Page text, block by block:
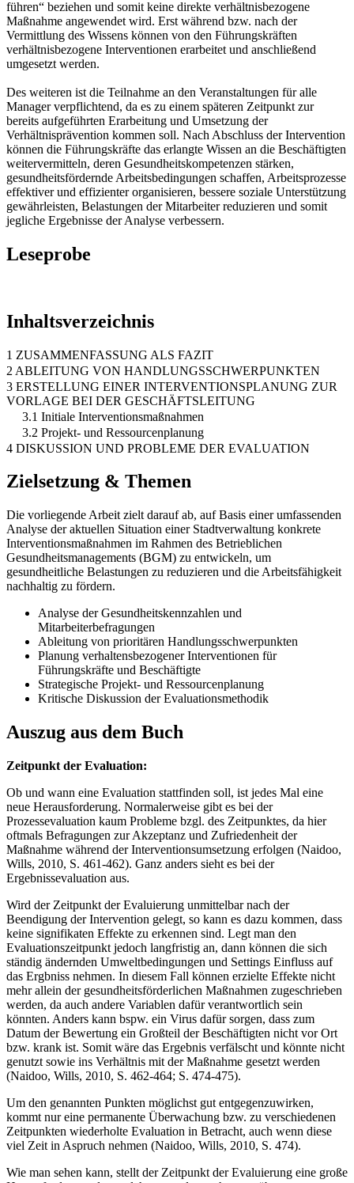
führen“ beziehen und somit keine direkte verhältnisbezogene
Maßnahme angewendet wird. Erst während bzw. nach der
Vermittlung des Wissens können von den Führungskräften
verhältnisbezogene Interventionen erarbeitet und anschließend
umgesetzt werden.
Des weiteren ist die Teilnahme an den Veranstaltungen für alle
Manager verpflichtend, da es zu einem späteren Zeitpunkt zur
bereits aufgeführten Erarbeitung und Umsetzung der
Verhältnisprävention kommen soll. Nach Abschluss der Intervention
können die Führungskräfte das erlangte Wissen an die Beschäftigten
weitervermitteln, deren Gesundheitskompetenzen stärken,
gesundheitsfördernde Arbeitsbedingungen schaffen, Arbeitsprozesse
effektiver und effizienter organisieren, bessere soziale Unterstützung
gewährleisten, Belastungen der Mitarbeiter reduzieren und somit
jegliche Ergebnisse der Analyse verbessern.
Leseprobe
Inhaltsverzeichnis
1 ZUSAMMENFASSUNG ALS FAZIT
2 ABLEITUNG VON HANDLUNGSSCHWERPUNKTEN
3 ERSTELLUNG EINER INTERVENTIONSPLANUNG ZUR
VORLAGE BEI DER GESCHÄFTSLEITUNG
3.1 Initiale Interventionsmaßnahmen
3.2 Projekt- und Ressourcenplanung
4 DISKUSSION UND PROBLEME DER EVALUATION
Zielsetzung & Themen
Die vorliegende Arbeit zielt darauf ab, auf Basis einer umfassenden
Analyse der aktuellen Situation einer Stadtverwaltung konkrete
Interventionsmaßnahmen im Rahmen des Betrieblichen
Gesundheitsmanagements (BGM) zu entwickeln, um
gesundheitliche Belastungen zu reduzieren und die Arbeitsfähigkeit
nachhaltig zu fördern.
Analyse der Gesundheitskennzahlen und
Mitarbeiterbefragungen
Ableitung von prioritären Handlungsschwerpunkten
Planung verhaltensbezogener Interventionen für
Führungskräfte und Beschäftigte
Strategische Projekt- und Ressourcenplanung
Kritische Diskussion der Evaluationsmethodik
Auszug aus dem Buch
Zeitpunkt der Evaluation:
Ob und wann eine Evaluation stattfinden soll, ist jedes Mal eine
neue Herausforderung. Normalerweise gibt es bei der
Prozessevaluation kaum Probleme bzgl. des Zeitpunktes, da hier
oftmals Befragungen zur Akzeptanz und Zufriedenheit der
Maßnahme während der Interventionsumsetzung erfolgen (Naidoo,
Wills, 2010, S. 461-462). Ganz anders sieht es bei der
Ergebnissevaluation aus.
Wird der Zeitpunkt der Evaluierung unmittelbar nach der
Beendigung der Intervention gelegt, so kann es dazu kommen, dass
keine signifikaten Effekte zu erkennen sind. Legt man den
Evaluationszeitpunkt jedoch langfristig an, dann können die sich
ständig ändernden Umweltbedingungen und Settings Einfluss auf
das Ergbniss nehmen. In diesem Fall können erzielte Effekte nicht
mehr allein der gesundheitsförderlichen Maßnahmen zugeschrieben
werden, da auch andere Variablen dafür verantwortlich sein
könnten. Anders kann bspw. ein Virus dafür sorgen, dass zum
Datum der Bewertung ein Großteil der Beschäftigten nicht vor Ort
bzw. krank ist. Somit wäre das Ergebnis verfälscht und könnte nicht
genutzt sowie ins Verhältnis mit der Maßnahme gesetzt werden
(Naidoo, Wills, 2010, S. 462-464; S. 474-475).
Um den genannten Punkten möglichst gut entgegenzuwirken,
kommt nur eine permanente Überwachung bzw. zu verschiedenen
Zeitpunkten wiederholte Evaluation in Betracht, auch wenn diese
viel Zeit in Aspruch nehmen (Naidoo, Wills, 2010, S. 474).
Wie man sehen kann, stellt der Zeitpunkt der Evaluierung eine große